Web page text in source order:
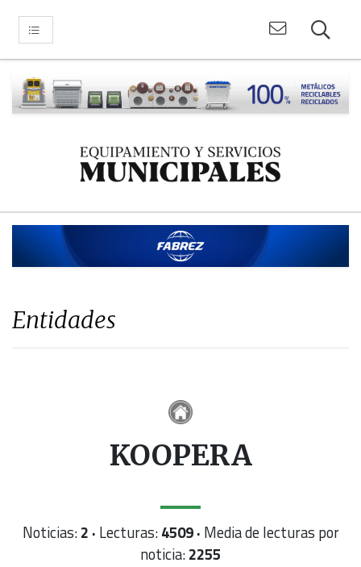
Entidades
KOOPERA
Noticias:2 · Lecturas:4509 · Media de lecturas por
noticia:2255